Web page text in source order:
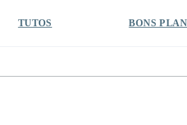
TUTOS BONS